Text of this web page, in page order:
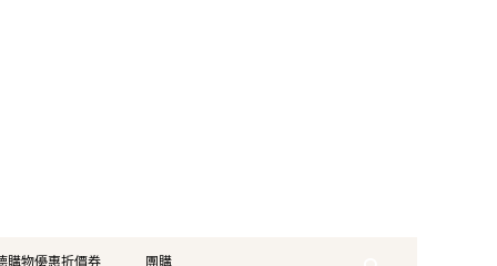
購物優惠折價券 團購